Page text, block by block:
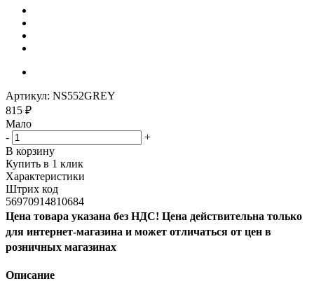
Артикул: NS552GREY
815 ₽
Мало
-
+
В корзину
Купить в 1 клик
Характеристики
Штрих код
56970914810684
Цена товара указана без НДС! Цена действительна только
для интернет-магазина и может отличаться от цен в
розничных магазинах
Описание